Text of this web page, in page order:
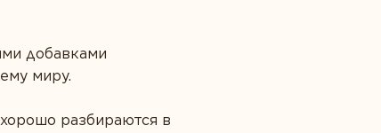
добавками
миру.
разбираются в